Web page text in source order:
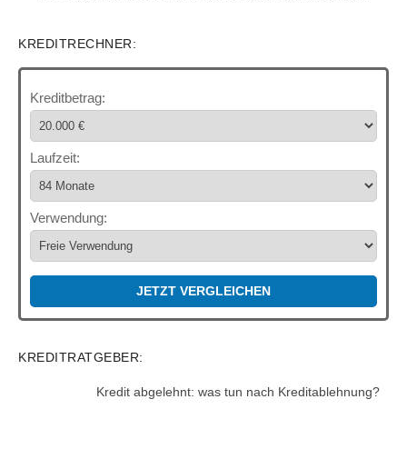
KREDITRECHNER:
Kreditbetrag:
Laufzeit:
Verwendung:
JETZT VERGLEICHEN
KREDITRATGEBER:
Kredit abgelehnt: was tun nach Kreditablehnung?